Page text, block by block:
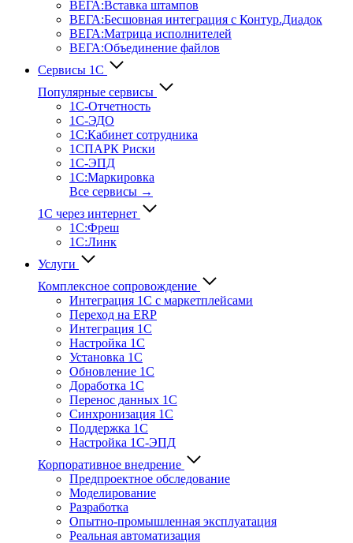
ВЕГА:Вставка штампов
ВЕГА:Бесшовная интеграция с Контур.Диадок
ВЕГА:Матрица исполнителей
ВЕГА:Объединение файлов
Сервисы 1С
Популярные сервисы
1С-Отчет­ность
1С-ЭДО
1С:Кабинет сотрудника
1СПАРК Риски
1С-ЭПД
1С:Маркировка
Все сервисы →
1С через интернет
1С:Фреш
1С:Линк
Услуги
Комплексное сопровождение
Интеграция 1С с маркетплейсами
Переход на ERP
Интеграция 1С
Настройка 1С
Установка 1С
Обновление 1С
Доработка 1С
Перенос данных 1С
Синхронизация 1С
Поддержка 1С
Настройка 1С-ЭПД
Корпоративное внедрение
Предпроектное обследование
Моделирование
Разработка
Опытно-промышленная эксплуатация
Реальная автоматизация